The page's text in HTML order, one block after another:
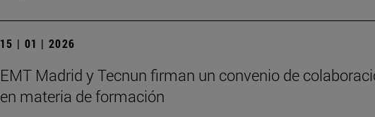
15 | 01 | 2026
EMT Madrid y Tecnun firman un convenio de
en materia de formación